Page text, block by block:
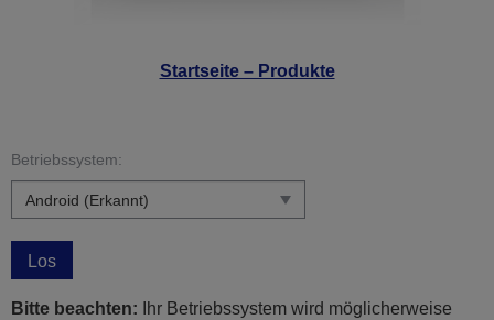
Startseite – Produkte
Betriebssystem:
Los
Bitte beachten: Ihr Betriebssystem wird möglicherweise